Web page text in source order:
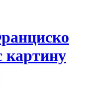
картину